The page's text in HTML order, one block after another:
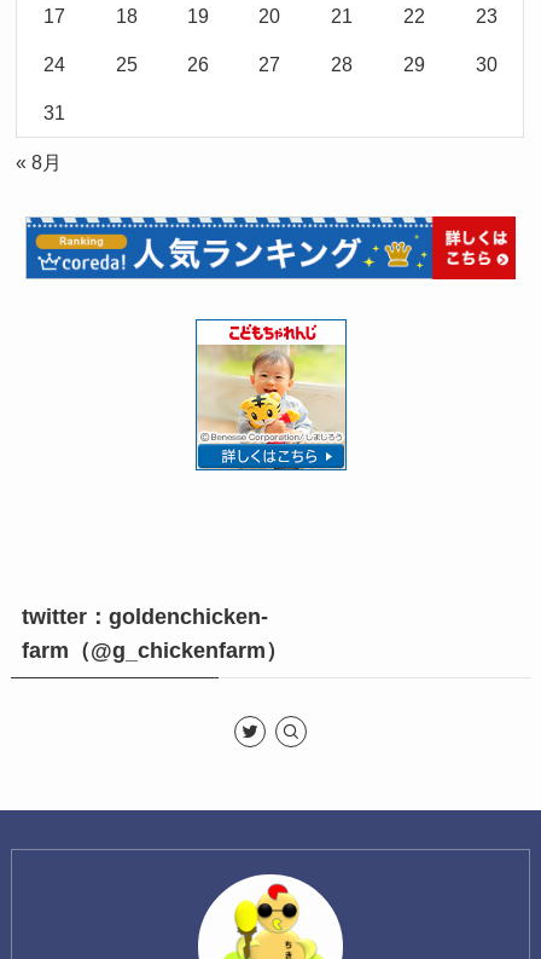
17 18 19 20 21 22 23
24 25 26 27 28 29 30
31
« 8月
twitter：goldenchicken-
farm（@g_chickenfarm）